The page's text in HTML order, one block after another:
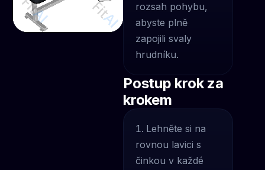
rozsah pohybu,
abyste plně
zapojili svaly
hrudníku.
Postup krok za
krokem
Lehněte si na
rovnou lavici s
činkou v každé